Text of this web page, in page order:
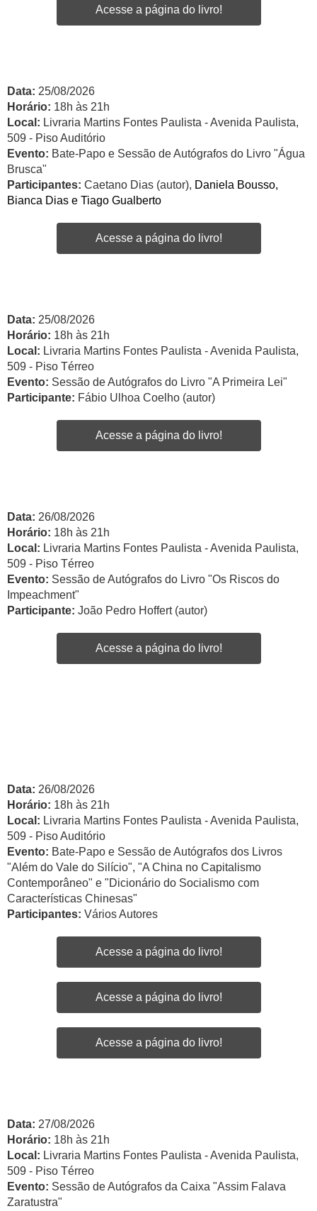
Acesse a página do livro!
Data: 25/08/2026
Horário: 18h às 21h
Local: Livraria Martins Fontes Paulista - Avenida Paulista,
509 - Piso Auditório
Evento: Bate-Papo e Sessão de Autógrafos do Livro "Água
Brusca"
Participantes: Caetano Dias (autor), Daniela Bousso,
Bianca Dias e Tiago Gualberto
Acesse a página do livro!
Data: 25/08/2026
Horário: 18h às 21h
Local: Livraria Martins Fontes Paulista - Avenida Paulista,
509 - Piso Térreo
Evento: Sessão de Autógrafos do Livro "A Primeira Lei"
Participante: Fábio Ulhoa Coelho (autor)
Acesse a página do livro!
Data: 26/08/2026
Horário: 18h às 21h
Local: Livraria Martins Fontes Paulista - Avenida Paulista,
509 - Piso Térreo
Evento: Sessão de Autógrafos do Livro "Os Riscos do
Impeachment"
Participante: João Pedro Hoffert (autor)
Acesse a página do livro!
Data: 26/08/2026
Horário: 18h às 21h
Local: Livraria Martins Fontes Paulista - Avenida Paulista,
509 - Piso Auditório
Evento: Bate-Papo e Sessão de Autógrafos dos Livros
"Além do Vale do Silício", "A China no Capitalismo
Contemporâneo" e "Dicionário do Socialismo com
Características Chinesas"
Participantes: Vários Autores
Acesse a página do livro!
Acesse a página do livro!
Acesse a página do livro!
Data: 27/08/2026
Horário: 18h às 21h
Local: Livraria Martins Fontes Paulista - Avenida Paulista,
509 - Piso Térreo
Evento: Sessão de Autógrafos da Caixa "Assim Falava
Zaratustra"